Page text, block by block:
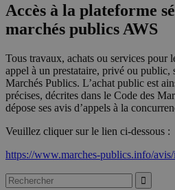
Accès à la plateforme
marchés publics AWS
Tous travaux, achats ou services pour
appel à un prestataire, privé ou public,
Marchés Publics. L’achat public est
précises, décrites dans le Code des
dépose ses avis d’appels à la
Veuillez cliquer sur le lien ci-dessous :
https://www.marches-publics.info/